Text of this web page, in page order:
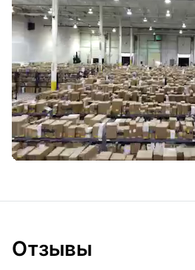
Отзывы